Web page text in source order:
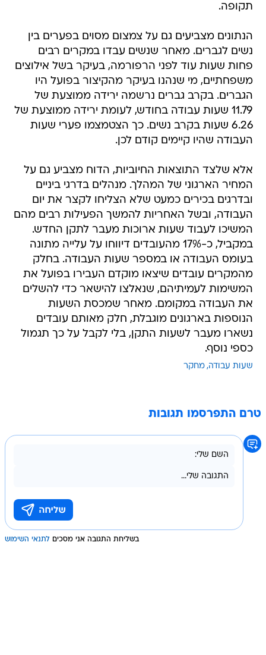
תקופה.
הנתונים מצביעים גם על צמצום מסוים בפערים בין
נשים לגברים. מאחר שנשים עבדו במקרים רבים
פחות שעות עוד לפני הרפורמה, בעיקר בשל אילוצים
משפחתיים, מי שנהנו בעיקר מהקיצור בפועל היו
הגברים. בקרב גברים נרשמה ירידה ממוצעת של
11.79 שעות עבודה בחודש, לעומת ירידה ממוצעת של
6.26 שעות בקרב נשים. כך הצטמצמו פערי שעות
העבודה שהיו קיימים קודם לכן.
אלא שלצד התוצאות החיוביות, הדוח מצביע גם על
המחיר הארגוני של המהלך. מנהלים בדרגי ביניים
ובדרגים בכירים כמעט שלא הצליחו לקצר את יום
העבודה, ובשל האחריות להמשך הפעילות רבים מהם
המשיכו לעבוד שעות ארוכות מעבר לתקן החדש.
במקביל, כ-17% מהעובדים דיווחו על עלייה מתונה
בעומס העבודה או במספר שעות העבודה. בחלק
מהמקרים עובדים שיצאו מוקדם העבירו בפועל את
המשימות לעמיתיהם, שנאלצו להישאר כדי להשלים
את העבודה במקומם. מאחר שמכסת השעות
הנוספות בארגונים מוגבלת, חלק מאותם עובדים
נשארו מעבר לשעות התקן, בלי לקבל על כך תגמול
כספי נוסף.
שעות עבודה מחקר
טרם התפרסמו תגובות
בשליחת התגובה אני מסכים לתנאי השימוש